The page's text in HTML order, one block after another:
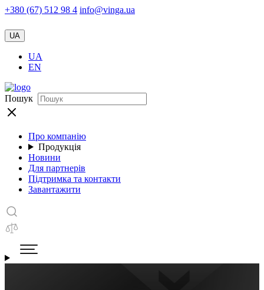
+380 (67) 512 98 4 info@vinga.ua
UA
UA
EN
Пошук
Про компанію
Продукція
Новини
Для партнерів
Підтримка та контакти
Завантажити